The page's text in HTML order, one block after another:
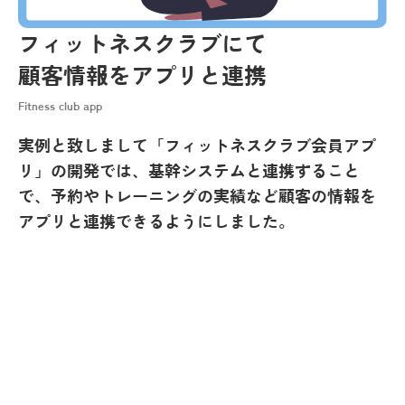
フィットネスクラブにて
顧客情報をアプリと連携
Fitness club app
実例と致しまして「フィットネスクラブ会員アプ
リ」の開発では、基幹システムと連携すること
で、予約やトレーニングの実績など顧客の情報を
アプリと連携できるようにしました。